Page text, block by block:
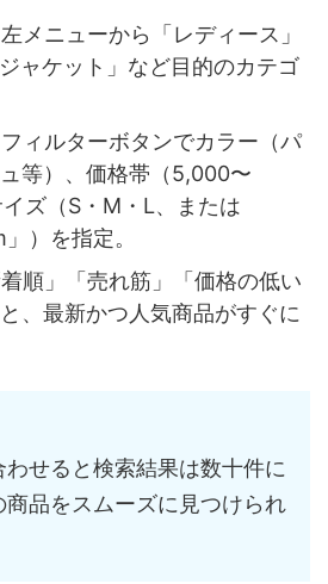
メニューから「レディース」
ャケット」など目的のカテゴ
ィルターボタンでカラー（パ
等）、価格帯（5,000〜
ズ（S・M・L、または
）を指定。
順」「売れ筋」「価格の低い
、最新かつ人気商品がすぐに
せると検索結果は数十件に
品をスムーズに見つけられ